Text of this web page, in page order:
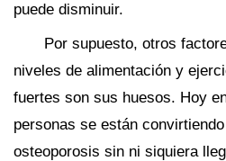
puede disminuir.
Por supuesto, otros
niveles de alimentación y
fuertes son sus huesos. Hoy
personas se están
osteoporosis sin ni siquiera